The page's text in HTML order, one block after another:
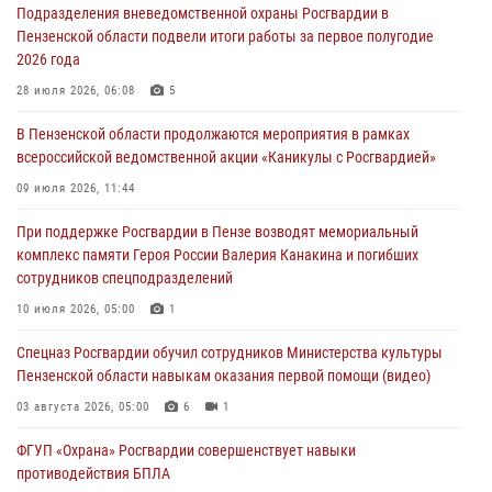
05 августа 2026, 06:15
В Пензе сотрудники Росгвардии оказали помощь
дезориентированному пенсионеру
В Пензе при силовой поддержке Росгвардии пресечена
деятельность ОПГ, маскировавшейся под реабилитационный центр
04 августа 2026, 07:05
В Управлении Росгвардии по Пензенской области подвели итоги
работы за первое полугодие 2026 года
Подразделения вневедомственной охраны Росгвардии в
Пензенской области подвели итоги работы за первое полугодие
2026 года
28 июля 2026, 06:08 5
В Пензенской области продолжаются мероприятия в рамках
всероссийской ведомственной акции «Каникулы с Росгвардией»
09 июля 2026, 11:44
При поддержке Росгвардии в Пензе возводят мемориальный
комплекс памяти Героя России Валерия Канакина и погибших
сотрудников спецподразделений
10 июля 2026, 05:00 1
Спецназ Росгвардии обучил сотрудников Министерства культуры
Пензенской области навыкам оказания первой помощи (видео)
03 августа 2026, 05:00 6 1
ФГУП «Охрана» Росгвардии совершенствует навыки
противодействия БПЛА